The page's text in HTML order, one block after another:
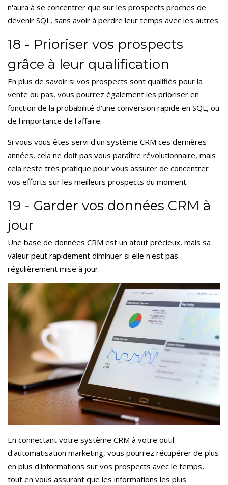
n'aura à se concentrer que sur les prospects proches de
devenir SQL, sans avoir à perdre leur temps avec les autres.
18 - Prioriser vos prospects
grâce à leur qualification
En plus de savoir si vos prospects sont qualifiés pour la
vente ou pas, vous pourrez également les prioriser en
fonction de la probabilité d'une conversion rapide en SQL, ou
de l'importance de l'affaire.
Si vous vous êtes servi d'un système CRM ces dernières
années, cela ne doit pas vous paraître révolutionnaire, mais
cela reste très pratique pour vous assurer de concentrer
vos efforts sur les meilleurs prospects du moment.
19 - Garder vos données CRM à
jour
Une base de données CRM est un atout précieux, mais sa
valeur peut rapidement diminuer si elle n'est pas
régulièrement mise à jour.
En connectant votre système CRM à votre outil
d'automatisation marketing, vous pourrez récupérer de plus
en plus d'informations sur vos prospects avec le temps,
tout en vous assurant que les informations les plus